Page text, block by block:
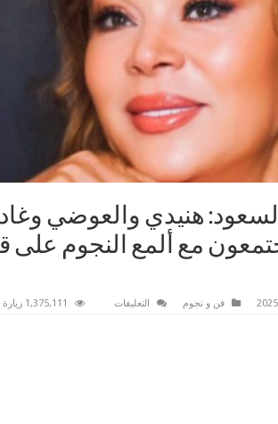
السعود: هنيدي والعوضي
فن و نجوم التعليقات 1,375,111 زيارة